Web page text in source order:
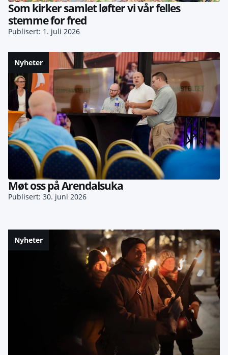
Som kirker samlet løfter vi vår felles
stemme for fred
Publisert: 1. juli 2026
Nyheter
Møt oss på Arendalsuka
Publisert: 30. juni 2026
Nyheter